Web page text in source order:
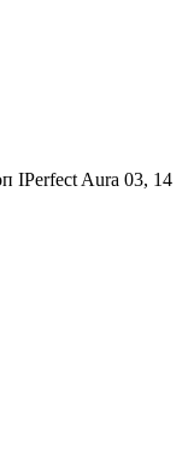
IPerfect Aura 03, 14